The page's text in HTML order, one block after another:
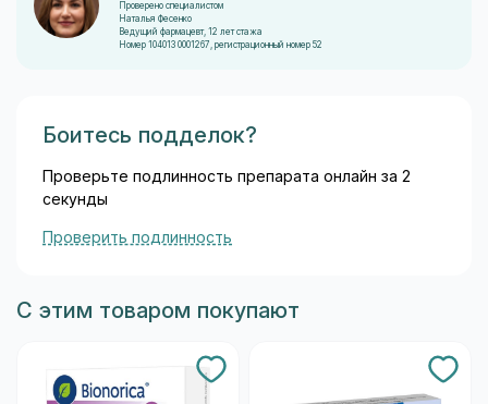
Проверено специалистом
Наталья Фесенко
Ведущий фармацевт, 12 лет стажа
Номер 104013 0001267, регистрационный номер 52
Боитесь подделок?
Проверьте подлинность препарата онлайн за 2
секунды
Проверить подлинность
С этим товаром покупают